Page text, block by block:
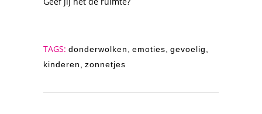
TAGS: donderwolken emoties gevoelig
kinderen
zonnetjes